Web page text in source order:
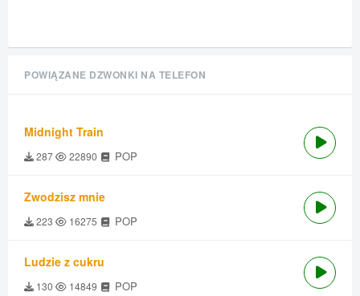
POWIĄZANE DZWONKI NA TELEFON
Midnight Train
287 22890 POP
Zwodzisz mnie
223 16275 POP
Ludzie z cukru
130 14849 POP